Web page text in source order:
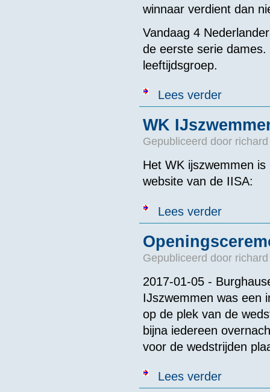
winnaar verdient dan
Vandaag 4
de eerste serie
leeftijdsgroep.
Lees verderover WK
WK
Gepubliceerd door
Het WK ijszwemmen
website van de IISA:
Lees verderover WK
Gepubliceerd door
2017-01-05 -
IJszwemmen was een
op de plek van de
bijna iedereen
voor de wedstrijden
Lees verderover